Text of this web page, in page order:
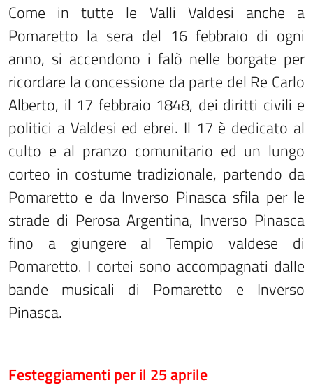
Come in tutte le Valli Valdesi anche a
Pomaretto la sera del 16 febbraio di ogni
anno, si accendono i falò nelle borgate per
ricordare la concessione da parte del Re Carlo
Alberto, il 17 febbraio 1848, dei diritti civili e
politici a Valdesi ed ebrei. Il 17 è dedicato al
culto e al pranzo comunitario ed un lungo
corteo in costume tradizionale, partendo da
Pomaretto e da Inverso Pinasca sfila per le
strade di Perosa Argentina, Inverso Pinasca
fino a giungere al Tempio valdese di
Pomaretto. I cortei sono accompagnati dalle
bande musicali di Pomaretto e Inverso
Pinasca.
Festeggiamenti per il 25 aprile